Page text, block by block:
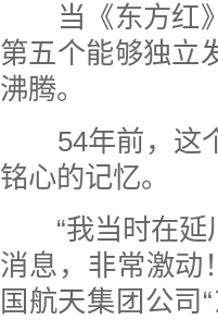
当《东方红》
第五个能够独立
沸腾。
54年前，这个
铭心的记忆。
“我当时在延
消息，非常激动
国航天集团公司